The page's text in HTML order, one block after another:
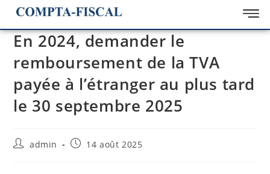
En 2024, demander le
remboursement de la TVA
payée à l’étranger au plus tard
le 30 septembre 2025
admin 14 août 2025